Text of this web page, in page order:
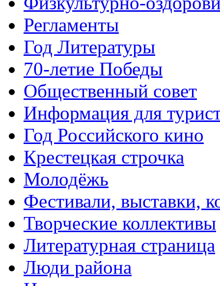
Регламенты
Год Литературы
70-летие Победы
Общественный совет
Информация для
Год Российского кино
Крестецкая строчка
Молодёжь
Фестивали, выставки,
Творческие коллективы
Литературная страница
Люди района